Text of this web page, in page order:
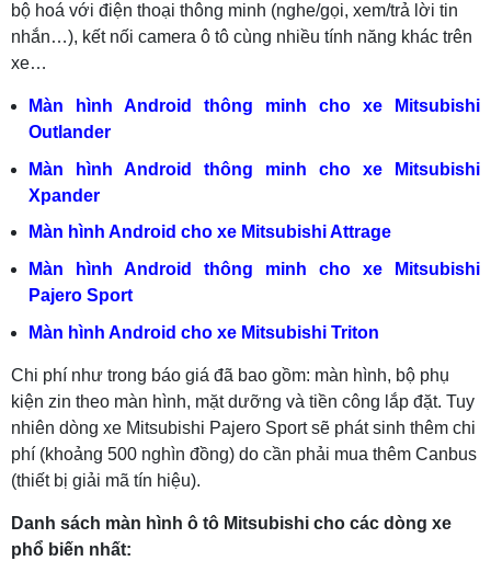
bộ hoá với điện thoại thông minh (nghe/gọi, xem/trả lời tin
nhắn…), kết nối camera ô tô cùng nhiều tính năng khác trên
xe…
Màn hình Android thông minh cho xe Mitsubishi
Outlander
Màn hình Android thông minh cho xe Mitsubishi
Xpander
Màn hình Android cho xe Mitsubishi Attrage
Màn hình Android thông minh cho xe Mitsubishi
Pajero Sport
Màn hình Android cho xe Mitsubishi Triton
Chi phí như trong báo giá đã bao gồm: màn hình, bộ phụ
kiện zin theo màn hình, mặt dưỡng và tiền công lắp đặt. Tuy
nhiên dòng xe Mitsubishi Pajero Sportsẽ phát sinh thêm chi
phí (khoảng 500 nghìn đồng) do cần phải mua thêm Canbus
(thiết bị giải mã tín hiệu).
Danh sách màn hình ô tô Mitsubishi cho các dòng xe
phổ biến nhất: